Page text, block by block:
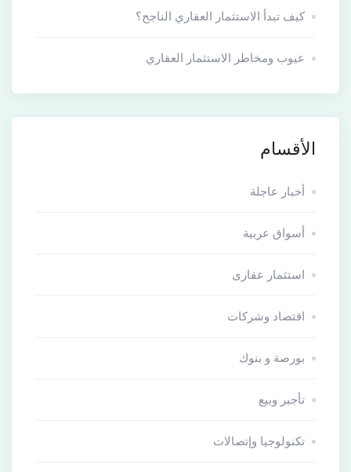
كيف تبدأ الاستثمار العقاري الناجح؟
عيوب ومخاطر الاستثمار العقاري
الأقسام
أخبار عاجلة
أسواق عربية
استثمار عقارى
اقتصاد وشركات
بورصة و بنوك
تأجير وبيع
تكنولوجيا وإتصالات